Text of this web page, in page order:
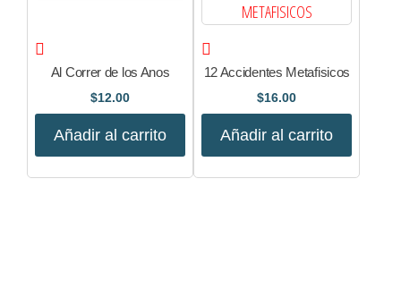
Al Correr de los Anos
$12.00
Añadir al carrito
12 Accidentes Metafisicos
$16.00
Añadir al carrito